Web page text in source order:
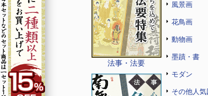
法事・法要
風景画
花鳥画
動物画
墨蹟・書
モダン
その他人気